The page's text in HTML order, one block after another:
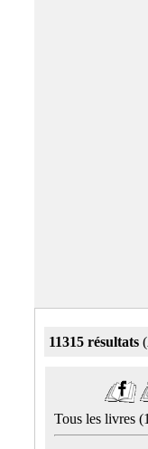
11315 résultats
Tous les livres